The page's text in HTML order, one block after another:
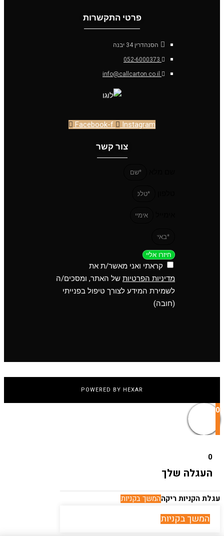
פרטי התקשרות
הסנהדרין 34 יבנה
052-6000373
info@callcarton.co.il
Facebook-f Instagram
צור קשר
חיזרו אליי
קראתי ואני מאשר/ת את
מדיניות הפרטיותשל האתר, ומסכים/ה
לשמירת המידע לצורך טיפול בפנייתי
(חובה)
POWERED BY HEXAR
0
0
העגלה שלך
עגלת הקניות ריקההמשך בקניות
המשך בקניות